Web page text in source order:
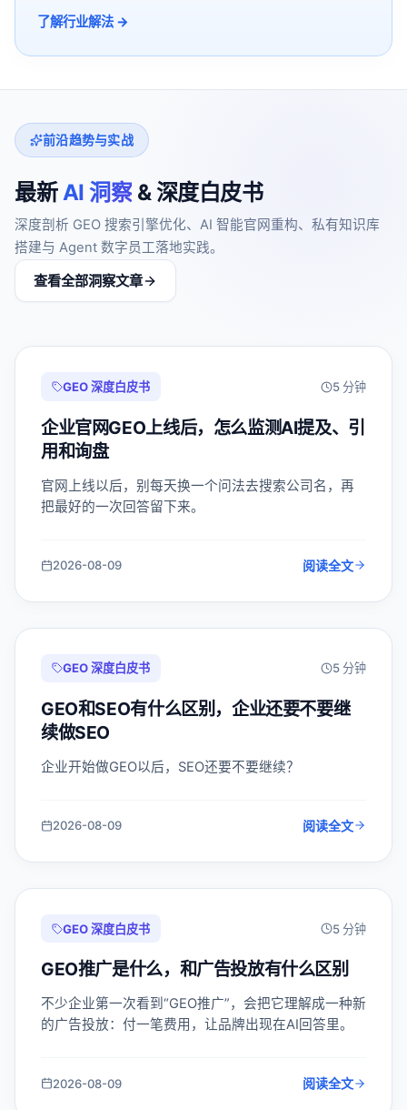
了解行业解法 →
前沿趋势与实战
最新 AI 洞察 & 深度白皮书
深度剖析 GEO 搜索引擎优化、AI 智能官网重构、私有知识库
搭建与 Agent 数字员工落地实践。
查看全部洞察文章
GEO 深度白皮书 5 分钟
企业官网GEO上线后，怎么监测AI提及、引
用和询盘
官网上线以后，别每天换一个问法去搜索公司名，再
把最好的一次回答留下来。
2026-08-09 阅读全文
GEO 深度白皮书 5 分钟
GEO和SEO有什么区别，企业还要不要继
续做SEO
企业开始做GEO以后，SEO还要不要继续？
2026-08-09 阅读全文
GEO 深度白皮书 5 分钟
GEO推广是什么，和广告投放有什么区别
不少企业第一次看到“GEO推广”，会把它理解成一种新
的广告投放：付一笔费用，让品牌出现在AI回答里。
2026-08-09 阅读全文